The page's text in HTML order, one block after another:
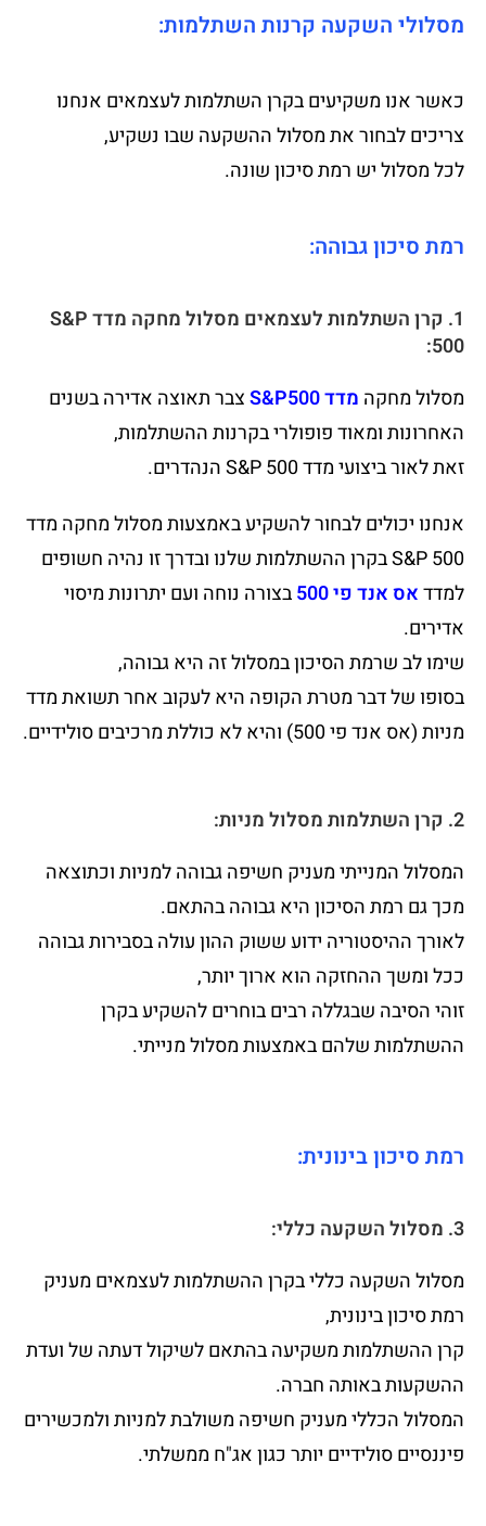
מסלולי השקעה קרנות השתלמות:
כאשר אנו משקיעים בקרן השתלמות לעצמאים אנחנו
צריכים לבחור את מסלול ההשקעה שבו נשקיע,
לכל מסלול יש רמת סיכון שונה.
רמת סיכון גבוהה:
1. קרן השתלמות לעצמאים מסלול מחקה מדד S&P
500:
מסלול מחקה מדד S&P500
צבר תאוצה אדירה בשנים
האחרונות ומאוד פופולרי בקרנות ההשתלמות,
זאת לאור ביצועי מדד S&P 500 הנהדרים.
אנחנו יכולים לבחור להשקיע באמצעות מסלול מחקה מדד
S&P 500 בקרן ההשתלמות שלנו ובדרך זו נהיה חשופים
למדדאס אנד פי 500
בצורה נוחה ועם יתרונות מיסוי
אדירים.
שימו לב שרמת הסיכון במסלול זה היא גבוהה,
בסופו של דבר מטרת הקופה היא לעקוב אחר תשואת מדד
מניות (אס אנד פי 500) והיא לא כוללת מרכיבים סולידיים.
2. קרן השתלמות מסלול מניות:
המסלול המנייתי מעניק חשיפה גבוהה למניות וכתוצאה
מכך גם רמת הסיכון היא גבוהה בהתאם.
לאורך ההיסטוריה ידוע ששוק ההון עולה בסבירות גבוהה
ככל ומשך ההחזקה הוא ארוך יותר,
זוהי הסיבה שבגללה רבים בוחרים להשקיע בקרן
ההשתלמות שלהם באמצעות מסלול מנייתי.
רמת סיכון בינונית:
3. מסלול השקעה כללי:
מסלול השקעה כללי בקרן ההשתלמות לעצמאים מעניק
רמת סיכון בינונית,
קרן ההשתלמות משקיעה בהתאם לשיקול דעתה של ועדת
ההשקעות באותה חברה.
המסלול הכללי מעניק חשיפה משולבת למניות ולמכשירים
פיננסיים סולידיים יותר כגון אג"ח ממשלתי.